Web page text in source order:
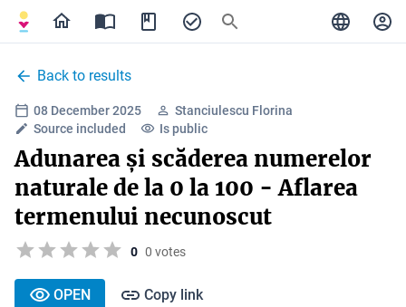
Back to results
08 December 2025
Stanciulescu Florina
Source included
Is public
Adunarea și scăderea numerelor
naturale de la 0 la 100 - Aflarea
termenului necunoscut
0 0 votes
OPEN Copy link